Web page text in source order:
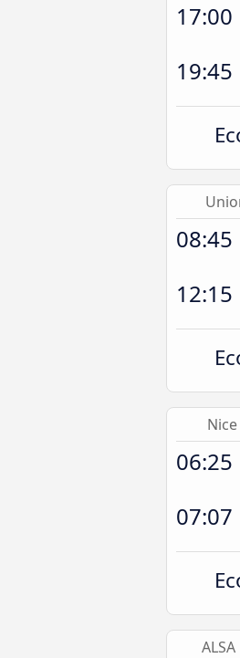
17:00
19:45
08:45
12:15
06:25
07:07
ALSA